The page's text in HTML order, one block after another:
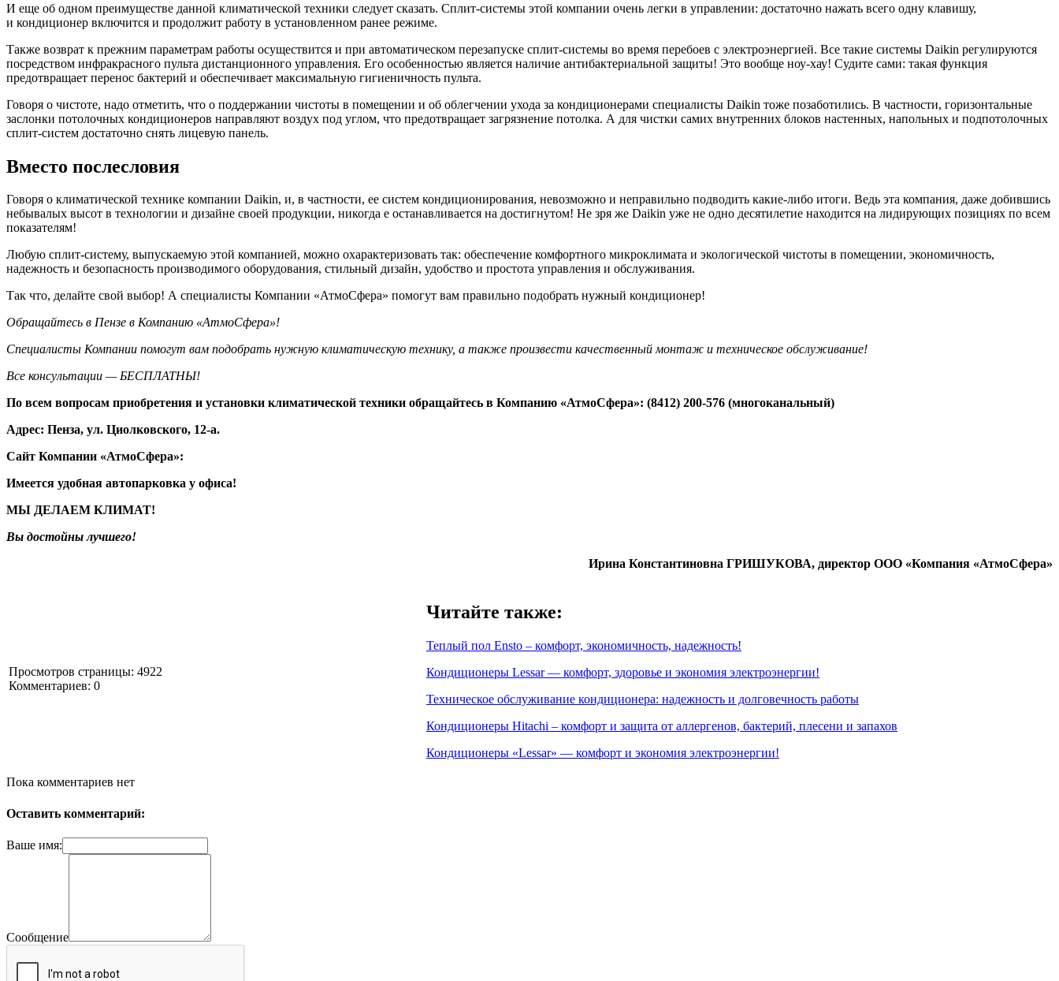
И еще об одном преимуществе данной климатической техники следует сказать. Сплит-системы этой компании очень легки в управлении: достаточно нажать всего одну клавишу,
и кондиционер включится и продолжит работу в установленном ранее режиме.
Также возврат к прежним параметрам работы осуществится и при автоматическом перезапуске сплит-системы во время перебоев с электроэнергией. Все такие системы Daikin регулируются
посредством инфракрасного пульта дистанционного управления. Его особенностью является наличие антибактериальной защиты! Это вообще ноу-хау! Судите сами: такая функция
предотвращает перенос бактерий и обеспечивает максимальную гигиеничность пульта.
Говоря о чистоте, надо отметить, что о поддержании чистоты в помещении и об облегчении ухода за кондиционерами специалисты Daikin тоже позаботились. В частности, горизонтальные
заслонки потолочных кондиционеров направляют воздух под углом, что предотвращает загрязнение потолка. А для чистки самих внутренних блоков настенных, напольных и подпотолочных
сплит-систем достаточно снять лицевую панель.
Вместо послесловия
Говоря о климатической технике компании Daikin, и, в частности, ее систем кондиционирования, невозможно и неправильно подводить какие-либо итоги. Ведь эта компания, даже добившись
небывалых высот в технологии и дизайне своей продукции, никогда е останавливается на достигнутом! Не зря же Daikin уже не одно десятилетие находится на лидирующих позициях по всем
показателям!
Любую сплит-систему, выпускаемую этой компанией, можно охарактеризовать так: обеспечение комфортного микроклимата и экологической чистоты в помещении, экономичность,
надежность и безопасность производимого оборудования, стильный дизайн, удобство и простота управления и обслуживания.
Так что, делайте свой выбор! А специалисты Компании «АтмоСфера» помогут вам правильно подобрать нужный кондиционер!
Обращайтесь в Пензе в Компанию «АтмоСфера»!
Специалисты Компании помогут вам подобрать нужную климатическую технику, а также произвести качественный монтаж и техническое обслуживание!
Все консультации — БЕСПЛАТНЫ!
По всем вопросам приобретения и установки климатической техники обращайтесь в Компанию «АтмоСфера»: (8412) 200-576 (многоканальный)
Адрес: Пенза, ул. Циолковского, 12-а.
Сайт Компании «АтмоСфера»:
Имеется удобная автопарковка у офиса!
МЫ ДЕЛАЕМ КЛИМАТ!
Вы достойны лучшего!
Ирина Константиновна ГРИШУКОВА, директор ООО «Компания «АтмоСфера»
Просмотров страницы: 4922
Комментариев: 0
Читайте также:
Теплый пол Ensto – комфорт, экономичность, надежность!
Кондиционеры Lessar — комфорт, здоровье и экономия электроэнергии!
Техническое обслуживание кондиционера: надежность и долговечность работы
Кондиционеры Hitachi – комфорт и защита от аллергенов, бактерий, плесени и запахов
Кондиционеры «Lessar» — комфорт и экономия электроэнергии!
Пока комментариев нет
Оставить комментарий:
Ваше имя:
Сообщение